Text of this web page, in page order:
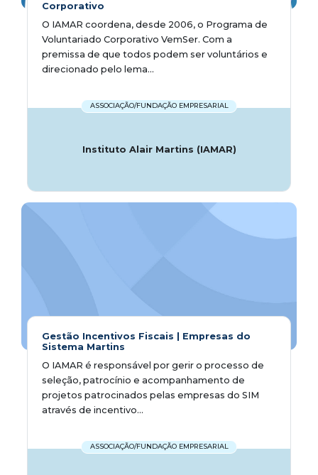
Corporativo
O IAMAR coordena, desde 2006, o Programa de
Voluntariado Corporativo VemSer. Com a
premissa de que todos podem ser voluntários e
direcionado pelo lema...
ASSOCIAÇÃO/FUNDAÇÃO EMPRESARIAL
Instituto Alair Martins (IAMAR)
Gestão Incentivos Fiscais | Empresas do
Sistema Martins
O IAMAR é responsável por gerir o processo de
seleção, patrocínio e acompanhamento de
projetos patrocinados pelas empresas do SIM
através de incentivo...
ASSOCIAÇÃO/FUNDAÇÃO EMPRESARIAL